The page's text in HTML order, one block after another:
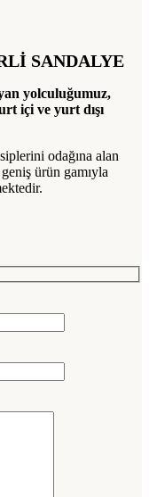
SANDALYE
yolculuğumuz,
içi ve yurt dışı
odağına alan
ürün gamıyla